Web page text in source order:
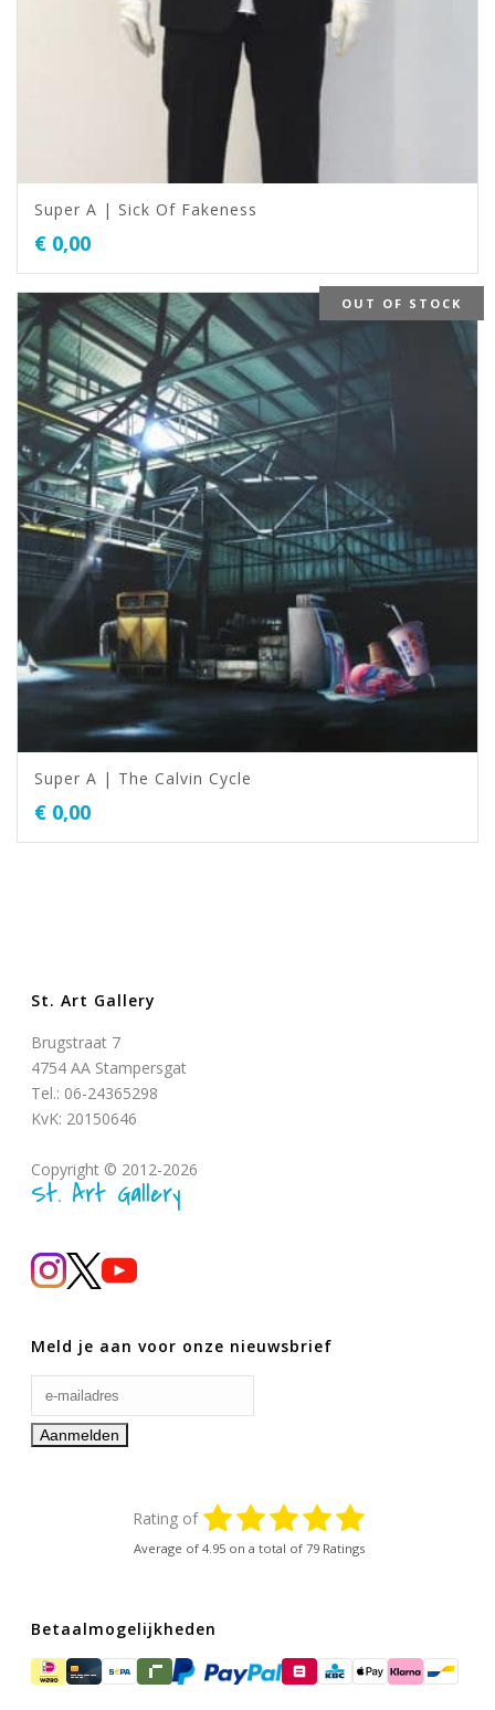
Super A | Sick Of Fakeness
€ 0,00
OUT OF STOCK
Super A | The Calvin Cycle
€ 0,00
St. Art Gallery
Brugstraat 7
4754 AA Stampersgat
Tel.: 06-24365298
KvK: 20150646
Copyright © 2012-2026
St. Art Gallery
Meld je aan voor onze nieuwsbrief
Rating of
Average of 4.95 on a total of 79 Ratings
Betaalmogelijkheden